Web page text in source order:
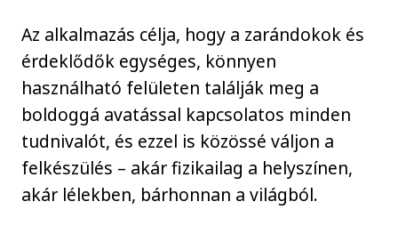
Az alkalmazás célja, hogy a zarándokok és
érdeklődők egységes, könnyen
használható felületen találják meg a
boldoggá avatással kapcsolatos minden
tudnivalót, és ezzel is közössé váljon a
felkészülés – akár fizikailag a helyszínen,
akár lélekben, bárhonnan a világból.